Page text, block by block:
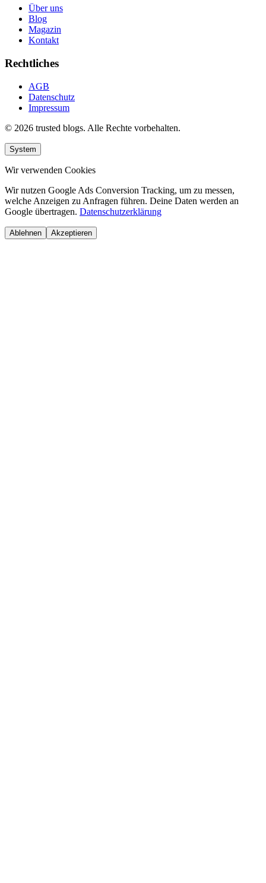
Über uns
Blog
Magazin
Kontakt
Rechtliches
AGB
Datenschutz
Impressum
© 2026 trusted blogs. Alle Rechte vorbehalten.
System
Wir verwenden Cookies
Wir nutzen Google Ads Conversion Tracking, um zu messen,
welche Anzeigen zu Anfragen führen. Deine Daten werden an
Google übertragen. Datenschutzerklärung
Ablehnen Akzeptieren